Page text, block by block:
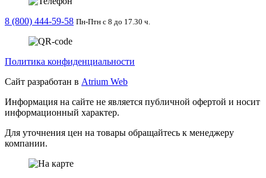
8 (800) 444-59-58 Пн-Птн с 8 до 17.30 ч.
Политика конфиденциальности
Сайт разработан в Atrium Web
Информация на сайте не является публичной офертой и носит
информационный характер.
Для уточнения цен на товары обращайтесь к менеджеру
компании.